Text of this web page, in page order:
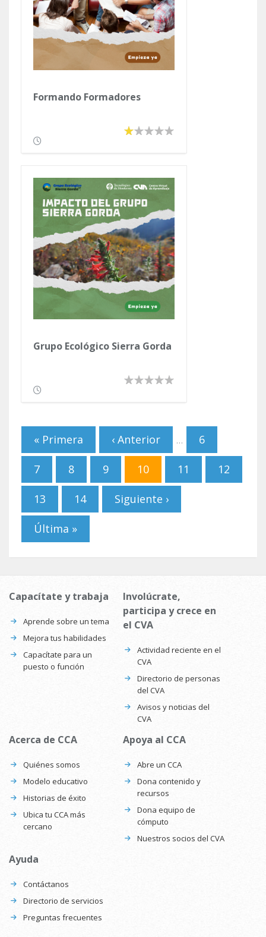
Formando Formadores
Grupo Ecológico Sierra Gorda
Páginas
« Primera ‹ Anterior … 6
7 8 9 10 11 12
13 14 Siguiente ›
Última »
Capacítate y trabaja
Aprende sobre un tema
Mejora tus habilidades
Capacítate para un
puesto o función
Involúcrate,
participa y crece en
el CVA
Actividad reciente en el
CVA
Directorio de personas
del CVA
Avisos y noticias del
CVA
Acerca de CCA
Quiénes somos
Modelo educativo
Historias de éxito
Ubica tu CCA más
cercano
Apoya al CCA
Abre un CCA
Dona contenido y
recursos
Dona equipo de
cómputo
Nuestros socios del CVA
Ayuda
Contáctanos
Directorio de servicios
Preguntas frecuentes